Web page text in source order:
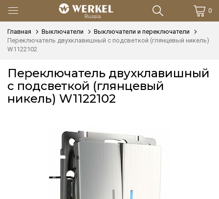
0
Главная Выключатели
Выключатели и переключатели
Переключатель двухклавишный с подсветкой (глянцевый никель)
W1122102
Переключатель двухклавишный
с подсветкой (глянцевый
никель) W1122102